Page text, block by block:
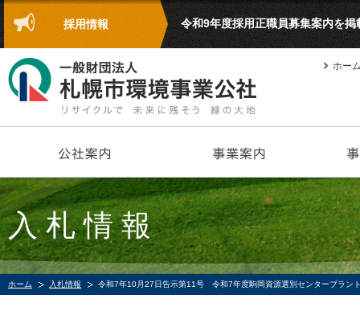
採用情報 令和9年度採用正職員募集案内を
ホー
入札情報
ホーム 入札情報 令和7年10月27日告示第11号 令和7年度駒岡資源選別センタープラン